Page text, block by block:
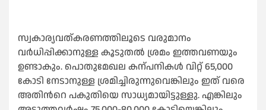
സ്വകാര്യവത്കരണത്തിലൂടെ വരുമാനം
വ‍ര്‍ധിപ്പിക്കാനുള്ള കൂടുതല്‍ ശ്രമം ഇത്തവണയും
ഉണ്ടാകും. പൊതുമേഖല കന്പനികള്‍ വിറ്റ് 65,000
കോടി നേടാനുള്ള ശ്രമിച്ചിരുന്നുവെങ്കിലും ഇത് വരെ
അതിന്‍റെ പകുതിയെ സാധ്യമായിട്ടുള്ളു. എങ്കിലും